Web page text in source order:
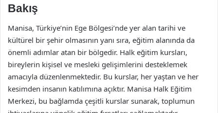
Bakış
Manisa, Türkiye’nin Ege Bölgesi’nde yer alan tarihi ve
kültürel bir şehir olmasının yanı sıra, eğitim alanında da
önemli adımlar atan bir bölgedir. Halk eğitim kursları,
bireylerin kişisel ve mesleki gelişimlerini desteklemek
amacıyla düzenlenmektedir. Bu kurslar, her yaştan ve her
kesimden insanın katılımına açıktır. Manisa Halk Eğitim
Merkezi, bu bağlamda çeşitli kurslar sunarak, toplumun